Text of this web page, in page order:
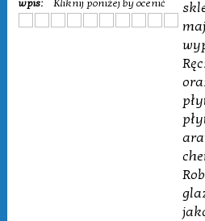
wpis:
Kliknij poniżej by ocenić